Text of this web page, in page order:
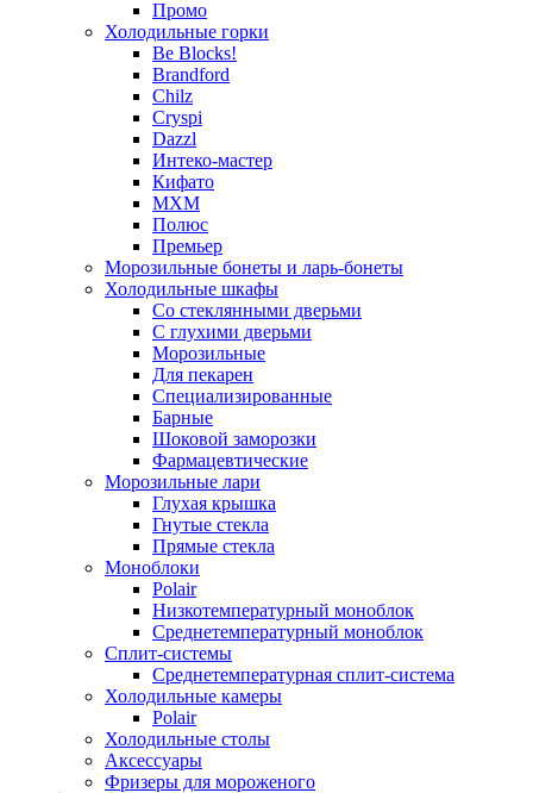
Промо
Холодильные горки
Be Blocks!
Brandford
Chilz
Cryspi
Dazzl
Интеко-мастер
Кифато
МХМ
Полюс
Премьер
Морозильные бонеты и ларь-бонеты
Холодильные шкафы
Со стеклянными дверьми
С глухими дверьми
Морозильные
Для пекарен
Специализированные
Барные
Шоковой заморозки
Фармацевтические
Морозильные лари
Глухая крышка
Гнутые стекла
Прямые стекла
Моноблоки
Polair
Низкотемпературный моноблок
Среднетемпературный моноблок
Сплит-системы
Среднетемпературная сплит-система
Холодильные камеры
Polair
Холодильные столы
Аксессуары
Фризеры для мороженого